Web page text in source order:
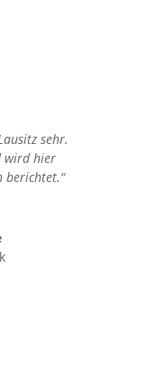
sehr.
wird hier
berichtet.“